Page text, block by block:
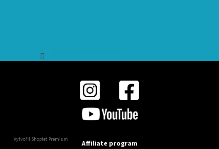
Vytvořil Shoptet Premium Affiliate program